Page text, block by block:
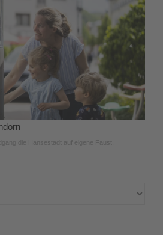
die Hansestadt auf eigene Faust.